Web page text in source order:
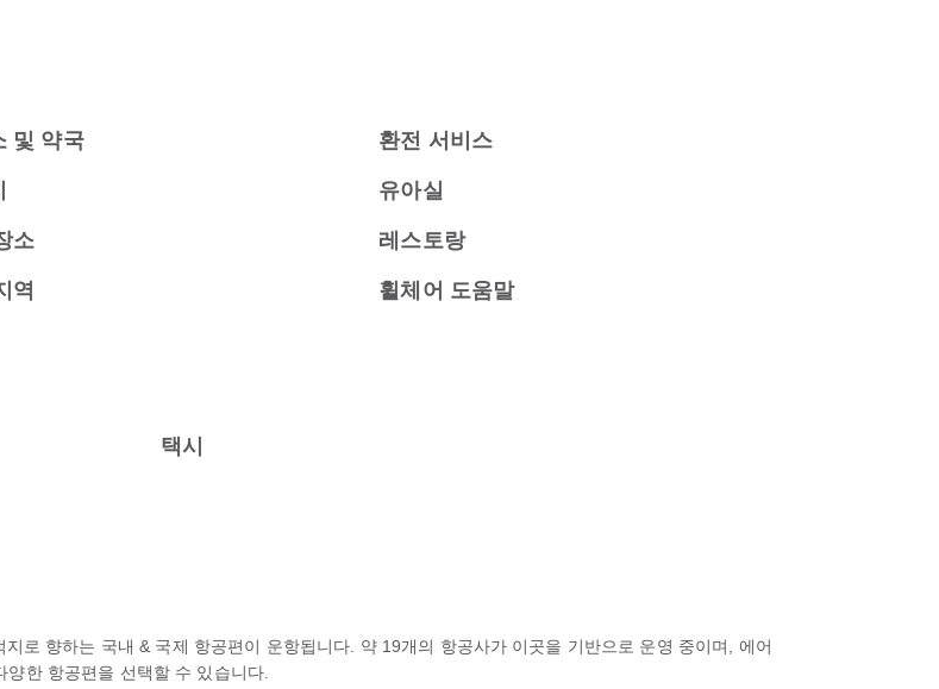
및 약국 환전 서비스
유아실
소 레스토랑
역 휠체어 도움말
택시
로 향하는 국내 & 국제 항공편이 운항됩니다. 약 19개의 항공사가 이곳을 기반으로 운영 중이며, 에어
한 항공편을 선택할 수 있습니다.